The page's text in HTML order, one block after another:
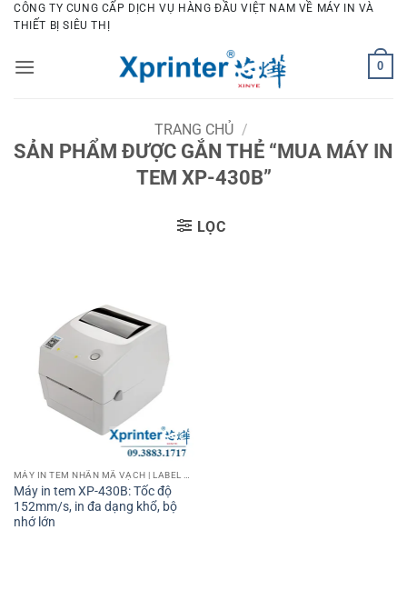
Bỏ
qua
dung
CÔNG TY CUNG CẤP DỊCH VỤ HÀNG ĐẦU VIỆT NAM VỀ MÁY IN VÀ
THIẾT BỊ SIÊU THỊ
0
TRANG CHỦ /
SẢN PHẨM ĐƯỢC GẮN THẺ “MUA MÁY IN
TEM XP-430B”
LỌC
Máy in tem XP-430B: Tốc độ
152mm/s, in đa dạng khổ, bộ
nhớ lớn